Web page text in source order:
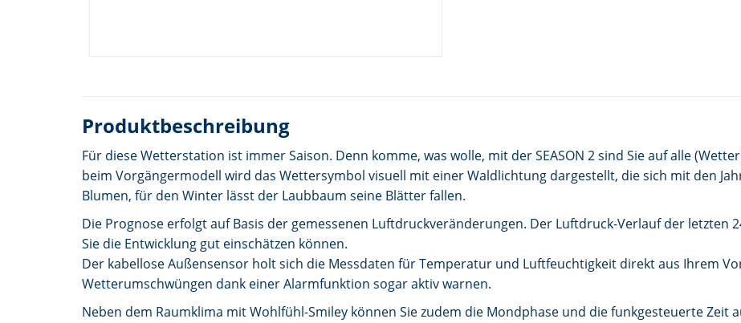
Produktbeschreibung
Für diese Wetterstation ist immer Saison. Denn komme, was wolle, mit der SEASON 2 sind Sie auf alle
beim Vorgängermodell wird das Wettersymbol visuell mit einer Waldlichtung dargestellt, die sich mit den
Blumen, für den Winter lässt der Laubbaum seine Blätter fallen.
Die Prognose erfolgt auf Basis der gemessenen Luftdruckveränderungen. Der Luftdruck-Verlauf der letzten
Sie die Entwicklung gut einschätzen können.
Der kabellose Außensensor holt sich die Messdaten für Temperatur und Luftfeuchtigkeit direkt aus Ihrem
Wetterumschwüngen dank einer Alarmfunktion sogar aktiv warnen.
Neben dem Raumklima mit Wohlfühl-Smiley können Sie zudem die Mondphase und die funkgesteuerte Zeit